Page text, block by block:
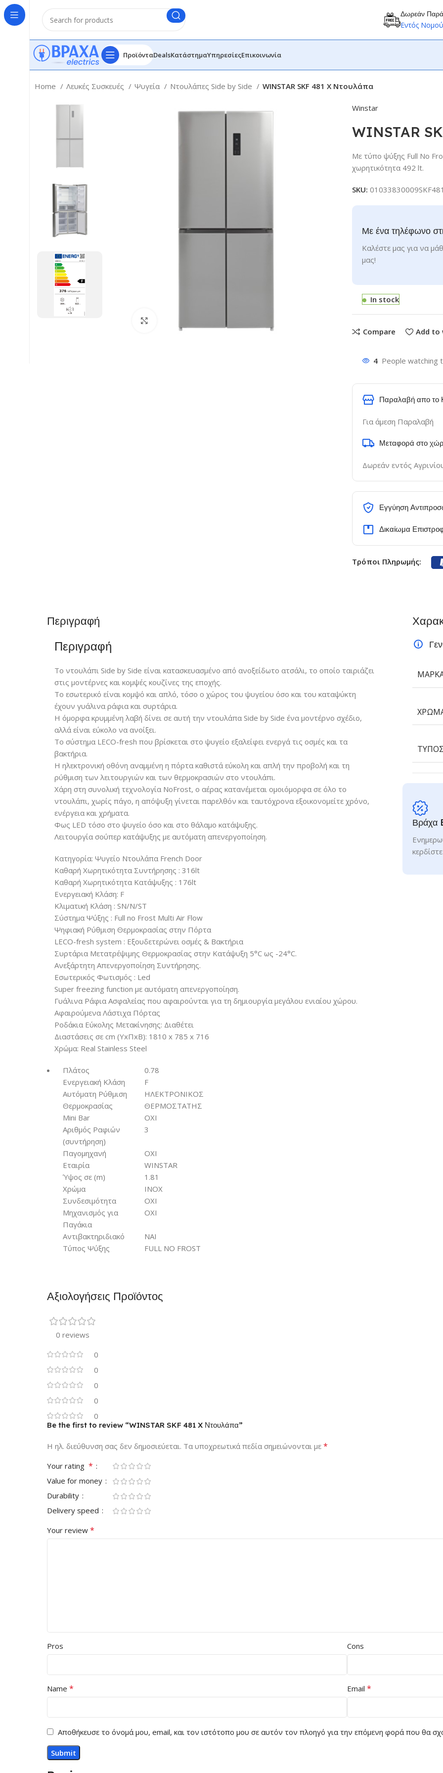
Δωρεάν
Εντός Νομού
ΠροϊόνταDealsΚατάστημαΥπηρεσίεςΕπικοινωνία
Home Λευκές Συσκευές Ψυγεία Ντουλάπες Side by Side WINSTAR SKF 481 X Ντουλάπα
Winstar
WINSTAR
Με τύπο ψύξης Full No
χωρητικότητα 492 lt.
SKU:
Με ένα τηλέφωνο
Καλέστε μας για να
μας!
In stock
Compare Add to
4 People watching
Παραλαβή απο το
Για άμεση Παραλαβή
Μεταφορά στο
Δωρεάν εντός
Εγγύηση
Δικαίωμα
Τρόποι Πληρωμής:
Περιγραφή
Περιγραφή
Το ντουλάπι Side by Side είναι κατασκευασμένο από ανοξείδωτο ατσάλι, το οποίο ταιριάζει
στις μοντέρνες και κομψές κουζίνες της εποχής.
Το εσωτερικό είναι κομψό και απλό, τόσο ο χώρος του ψυγείου όσο και του καταψύκτη
έχουν γυάλινα ράφια και συρτάρια.
Η όμορφα κρυμμένη λαβή δίνει σε αυτή την ντουλάπα Side by Side ένα μοντέρνο σχέδιο,
αλλά είναι εύκολο να ανοίξει.
Το σύστημα LECO-fresh που βρίσκεται στο ψυγείο εξαλείφει ενεργά τις οσμές και τα
βακτήρια.
Η ηλεκτρονική οθόνη αναμμένη η πόρτα καθιστά εύκολη και απλή την προβολή και τη
ρύθμιση των λειτουργιών και των θερμοκρασιών στο ντουλάπι.
Χάρη στη συνολική τεχνολογία NoFrost, ο αέρας κατανέμεται ομοιόμορφα σε όλο το
ντουλάπι, χωρίς πάγο, η απόψυξη γίνεται παρελθόν και ταυτόχρονα εξοικονομείτε χρόνο,
ενέργεια και χρήματα.
Φως LED τόσο στο ψυγείο όσο και στο θάλαμο κατάψυξης.
Λειτουργία σούπερ κατάψυξης με αυτόματη απενεργοποίηση.
Κατηγορία: Ψυγείο Ντουλάπα French Door
Καθαρή Χωρητικότητα Συντήρησης : 316lt
Καθαρή Χωρητικότητα Κατάψυξης : 176lt
Ενεργειακή Κλάση: F
Κλιματική Κλάση : SN/N/ST
Σύστημα Ψύξης : Full no Frost Multi Air Flow
Ψηφιακή Ρύθμιση Θερμοκρασίας στην Πόρτα
LECO-fresh system : Εξουδετερώνει οσμές & Βακτήρια
Συρτάρια Μετατρέψιμης Θερμοκρασίας στην Κατάψυξη 5°C ως -24°C.
Ανεξάρτητη Απενεργοποίηση Συντήρησης.
Εσωτερικός Φωτισμός : Led
Super freezing function με αυτόματη απενεργοποίηση.
Γυάλινα Ράφια Ασφαλείας που αφαιρούνται για τη δημιουργία μεγάλου ενιαίου χώρου.
Αφαιρούμενα Λάστιχα Πόρτας
Ροδάκια Εύκολης Μετακίνησης: Διαθέτει
Διαστάσεις σε cm (ΥxΠxΒ): 1810 x 785 x 716
Χρώμα: Real Stainless Steel
Πλάτος
0.78
Ενεργειακή Κλάση
F
Αυτόματη Ρύθμιση
Θερμοκρασίας
ΗΛΕΚΤΡΟΝΙΚΟΣ
ΘΕΡΜΟΣΤΑΤΗΣ
Mini Bar
ΟΧΙ
Αριθμός Ραφιών
(συντήρηση)
3
Παγομηχανή
ΟΧΙ
Εταιρία
WINSTAR
Ύψος σε (m)
1.81
Χρώμα
INOX
Συνδεσιμότητα
ΟΧΙ
Μηχανισμός για
Παγάκια
ΟΧΙ
Αντιβακτηριδιακό
ΝΑΙ
Τύπος Ψύξης
FULL NO FROST
Βράχα
κερδίστε
Αξιολογήσεις Προϊόντος
0 reviews
0
0
0
0
0
Be the first to review “WINSTAR SKF 481 X Ντουλάπα”
Η ηλ. διεύθυνση σας δεν δημοσιεύεται. Τα υποχρεωτικά πεδία σημειώνονται με *
Your rating *
Value for money
Durability
Delivery speed
Your review *
Pros Cons
Name * Email *
Αποθήκευσε το όνομά μου, email, και τον ιστότοπο μου σε αυτόν τον πλοηγό για την επόμενη φορά που θα